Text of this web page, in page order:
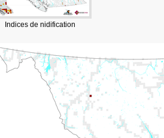
Indices de nidification